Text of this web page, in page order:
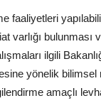
faaliyetleri
varlığı bulunması
ilgili
yönelik
amaçlı